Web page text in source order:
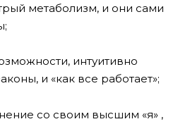
метаболизм, и они сами
интуитивно
и «как все работает»;
со своим высшим «я» ,